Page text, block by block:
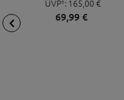
UVP¹: 165,00 €
69,99 €